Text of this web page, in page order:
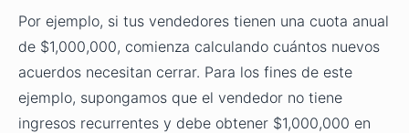
Por ejemplo, si tus vendedores tienen una cuota anual
de $1,000,000, comienza calculando cuántos nuevos
acuerdos necesitan cerrar. Para los fines de este
ejemplo, supongamos que el vendedor no tiene
ingresos recurrentes y debe obtener $1,000,000 en